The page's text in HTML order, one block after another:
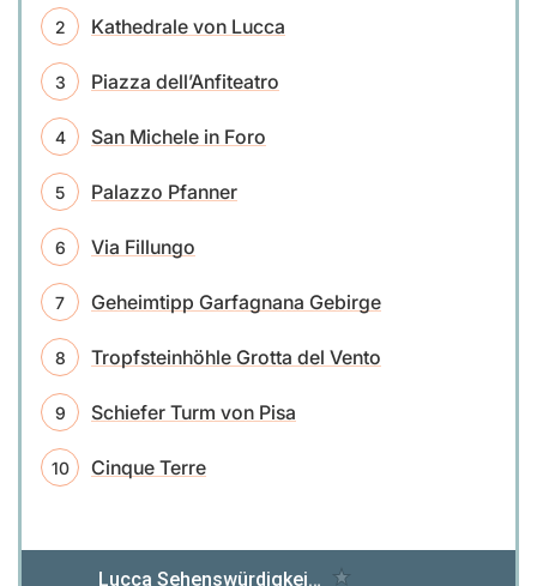
Kathedrale von Lucca
Piazza dell’Anfiteatro
San Michele in Foro
Palazzo Pfanner
Via Fillungo
Geheimtipp Garfagnana Gebirge
Tropfsteinhöhle Grotta del Vento
Schiefer Turm von Pisa
Cinque Terre